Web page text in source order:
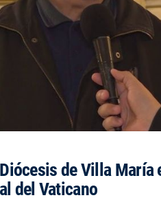
de Villa María
del Vaticano